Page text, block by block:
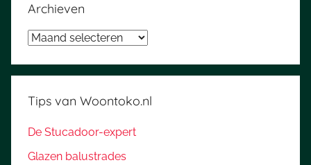
Archieven
Archieven
Tips van Woontoko.nl
De Stucadoor-expert
Glazen balustrades